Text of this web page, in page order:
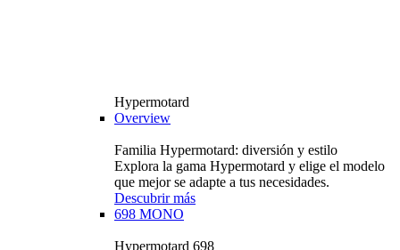
Hypermotard
Overview
Familia Hypermotard: diversión y estilo
Explora la gama Hypermotard y elige el modelo
que mejor se adapte a tus necesidades.
Descubrir más
698 MONO
Hypermotard 698